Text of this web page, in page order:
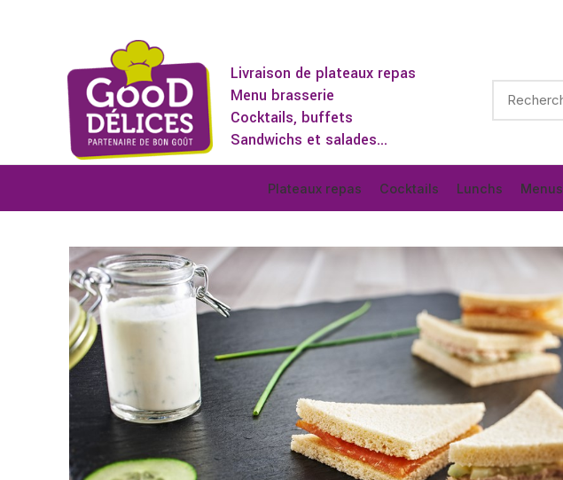
Livraison de plateaux repas
Menu brasserie
Cocktails, buffets
Sandwichs et salades...
Plateaux repas Cocktails Lunchs Menus